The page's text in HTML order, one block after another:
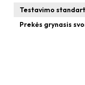
Testavimo
Prekės grynasis